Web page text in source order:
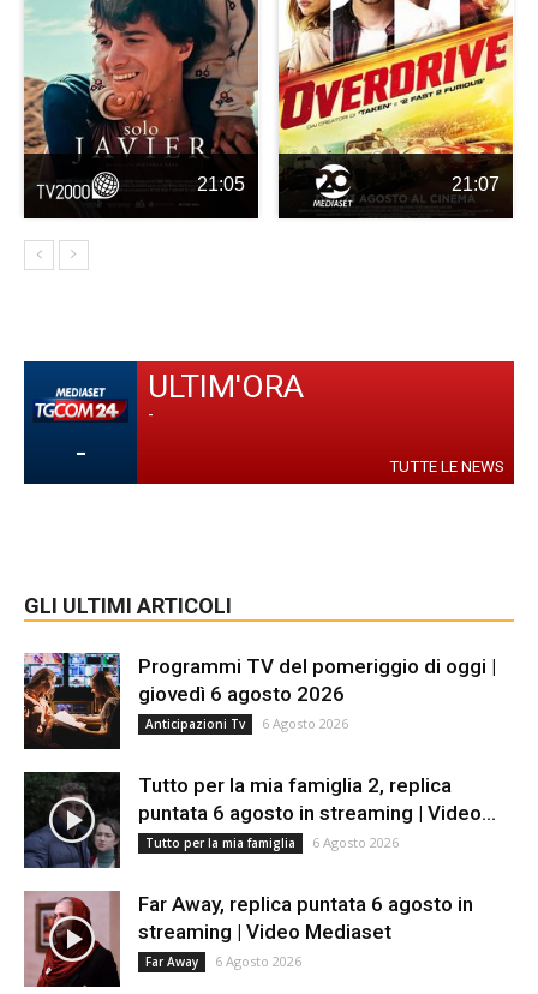
21:05 21:07
-
ULTIM'ORA
-
TUTTE LE NEWS
GLI ULTIMI ARTICOLI
Programmi TV del pomeriggio di oggi |
giovedì 6 agosto 2026
Anticipazioni Tv 6 Agosto 2026
Tutto per la mia famiglia 2, replica
puntata 6 agosto in streaming | Video...
Tutto per la mia famiglia 6 Agosto 2026
Far Away, replica puntata 6 agosto in
streaming | Video Mediaset
Far Away 6 Agosto 2026